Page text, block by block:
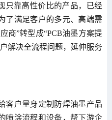
只靠高性价比的产品，已经
了满足客户的多元、高端需
商”转型成“PCB油墨方案提
解决全流程问题，延伸服务
客户量身定制防焊油墨产品
喷涂流程和设备，帮下游企